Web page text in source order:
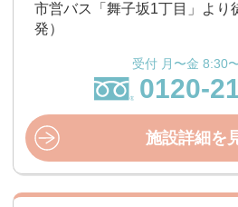
市営バス「舞子坂1丁目」より
発）
受付 月〜金 8:30
0120-
施設詳細を